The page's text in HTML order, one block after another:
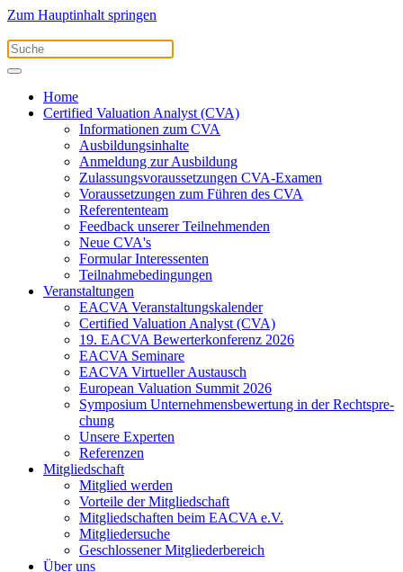
Zum Hauptinhalt springen
Home
Certified Valuation Analyst (CVA)
Informationen zum CVA
Ausbildungsinhalte
Anmeldung zur Ausbildung
Zulassungsvoraussetzungen CVA-Examen
Voraussetzungen zum Führen des CVA
Referententeam
Feedback unserer Teilnehmenden
Neue CVA's
Formular Interessenten
Teilnahmebedingungen
Veranstaltungen
EACVA Veranstaltungskalender
Certified Valuation Analyst (CVA)
19. EACVA Bewerterkonferenz 2026
EACVA Seminare
EACVA Virtueller Austausch
European Valuation Summit 2026
Symposium Unternehmens­bewertung in der Recht­spre­
chung
Unsere Experten
Referenzen
Mitgliedschaft
Mitglied werden
Vorteile der Mitgliedschaft
Mitgliedschaften beim EACVA e.V.
Mitgliedersuche
Geschlossener Mitgliederbereich
Über uns